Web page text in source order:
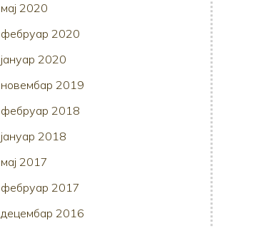
мај 2020
фебруар 2020
јануар 2020
новембар 2019
фебруар 2018
јануар 2018
мај 2017
фебруар 2017
децембар 2016